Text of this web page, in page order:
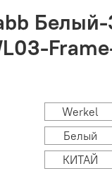
Werkel
Белый
КИТАЙ